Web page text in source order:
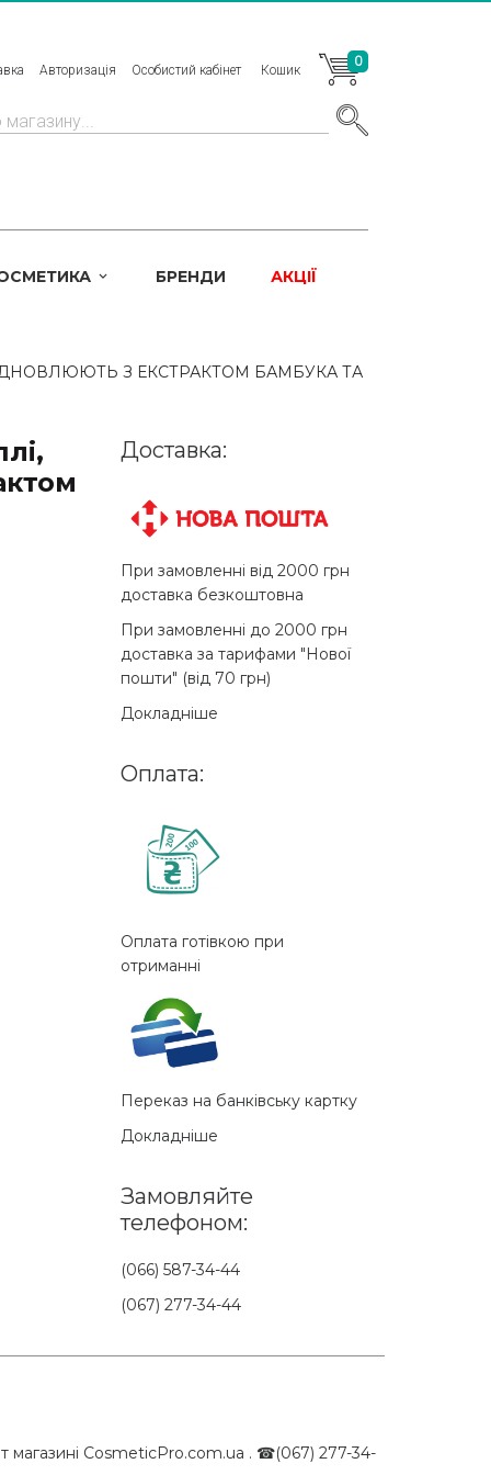
Кошик
0
Авторизація Особистий кабінет
БРЕНДИ АКЦІЇ
З ЕКСТРАКТОМ БАМБУКА ТА
Доставка:
При замовленні від 2000 грн
доставка безкоштовна
При замовленні до 2000 грн
доставка за тарифами "Нової
пошти" (від 70 грн)
Докладніше
Оплата:
Оплата готівкою при
отриманні
Переказ на банківську картку
Докладніше
Замовляйте
телефоном:
(066) 587-34-44
(067) 277-34-44
магазині CosmeticPro.com.ua . ☎(067) 277-34-